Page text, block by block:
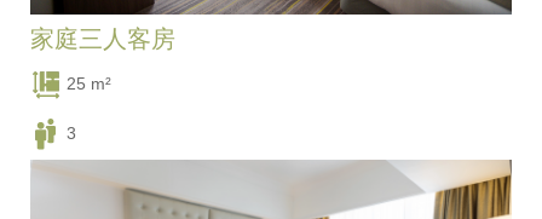
家庭三人客房
25 m²
3
三张单人床